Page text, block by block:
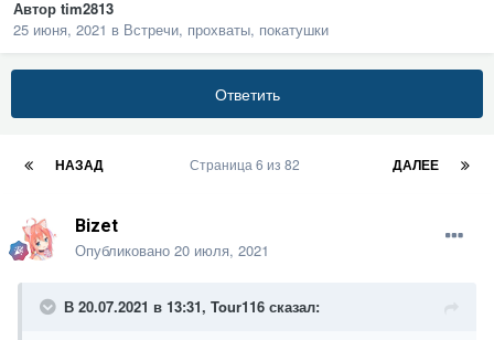
Автор tim2813
25 июня, 2021 в Встречи, прохваты, покатушки
Ответить
НАЗАД ДАЛЕЕ
Страница 6 из 82
Bizet
Опубликовано 20 июля, 2021
В 20.07.2021 в 13:31, Tour116 сказал: